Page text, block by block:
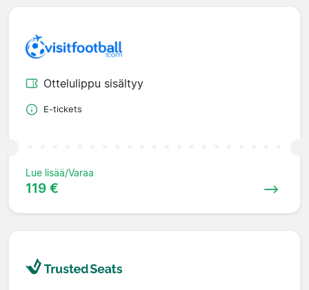
Ottelulippu sisältyy
E-tickets
Lue lisää/Varaa
119 €